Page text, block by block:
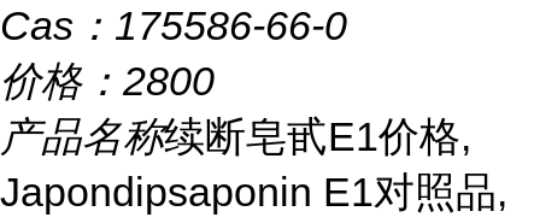
Cas： 175586-66-0
价格： 2800
产品名称续断皂甙E1价格,
Japondipsaponin E1对照品,